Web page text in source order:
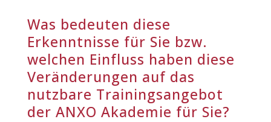
Was bedeuten diese
Erkenntnisse für Sie bzw.
welchen Einfluss haben diese
Veränderungen auf das
nutzbare Trainingsangebot
der ANXO Akademie für Sie?